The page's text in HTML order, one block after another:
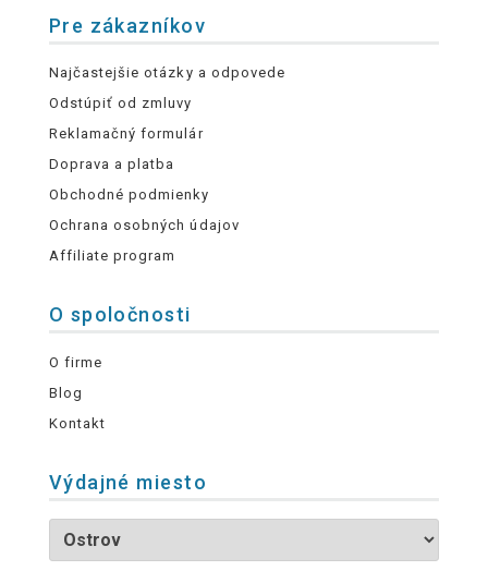
Pre zákazníkov
Najčastejšie otázky a odpovede
Odstúpiť od zmluvy
Reklamačný formulár
Doprava a platba
Obchodné podmienky
Ochrana osobných údajov
Affiliate program
O spoločnosti
O firme
Blog
Kontakt
Výdajné miesto